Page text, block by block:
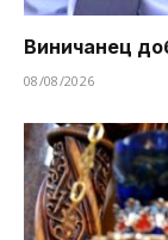
Виничанец
08/08/2026